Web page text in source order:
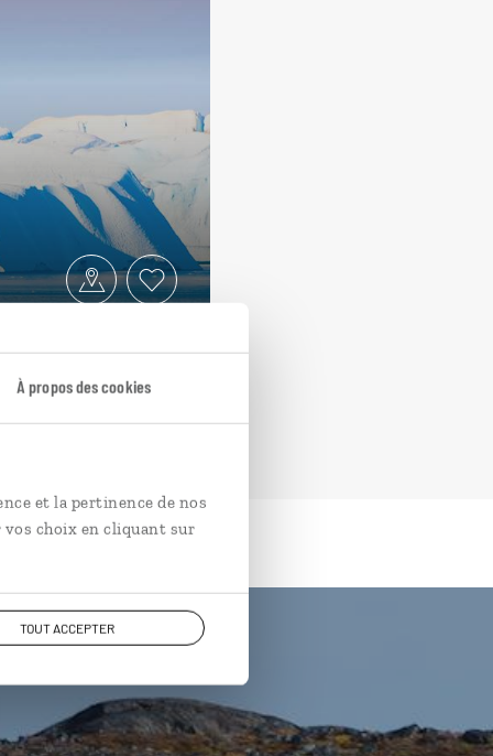
À propos des cookies
et la pertinence de nos
vos choix en cliquant sur
TOUT ACCEPTER